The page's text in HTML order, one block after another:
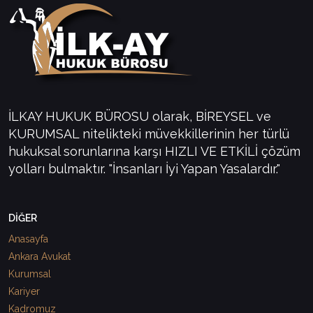
İLKAY HUKUK BÜROSU olarak, BİREYSEL ve
KURUMSAL nitelikteki müvekkillerinin her türlü
hukuksal sorunlarına karşı HIZLI VE ETKİLİ çözüm
yolları bulmaktır. "İnsanları İyi Yapan Yasalardır."
DİĞER
Anasayfa
Ankara Avukat
Kurumsal
Kariyer
Kadromuz